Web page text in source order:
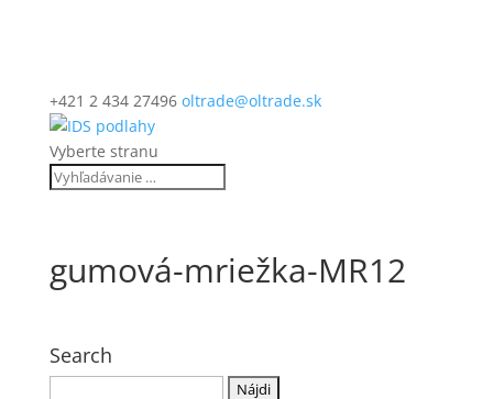
+421 2 434 27496 oltrade@oltrade.sk
Vyberte stranu
gumová-mriežka-MR12
Search